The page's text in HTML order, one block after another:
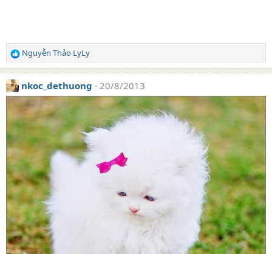
R
e
a
c
o
n
s
:
Nguyễn Thảo LyLy
nkoc_dethuong 20/8/2013